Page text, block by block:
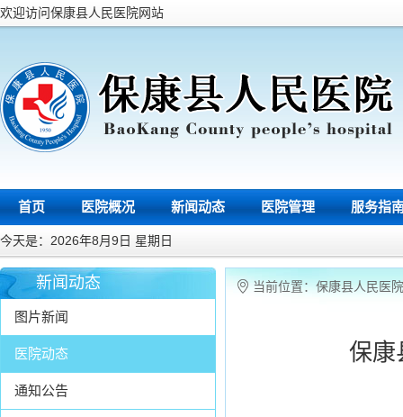
欢迎访问保康县人民医院网站
首页 医院概况 新闻动态 医院管理 服务指
今天是：2026年8月9日 星期日
新闻动态
图片新闻
医院动态
通知公告
当前位置：保康县人民医院
保康